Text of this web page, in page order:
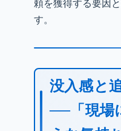
頼を獲得する要因
す。
没入感と
──「現場